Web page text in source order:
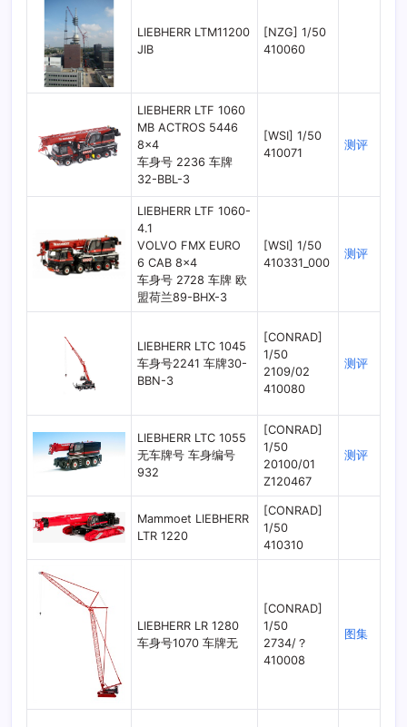
LIEBHERR LTM11200
JIB
[NZG] 1/50
410060
LIEBHERR LTF 1060
MB ACTROS 5446
8×4
车身号 2236 车牌
32-BBL-3
[WSI] 1/50
410071
测评
LIEBHERR LTF 1060-
4.1
VOLVO FMX EURO
6 CAB 8×4
车身号 2728 车牌 欧
盟荷兰89-BHX-3
[WSI] 1/50
410331_000
测评
LIEBHERR LTC 1045
车身号2241 车牌30-
BBN-3
[CONRAD]
1/50
2109/02
410080
测评
LIEBHERR LTC 1055
无车牌号 车身编号
932
[CONRAD]
1/50
20100/01
Z120467
测评
Mammoet LIEBHERR
LTR 1220
[CONRAD]
1/50
410310
LIEBHERR LR 1280
车身号1070 车牌无
[CONRAD]
1/50
2734/？
410008
图集